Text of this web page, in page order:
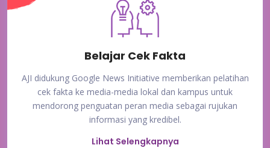
Belajar Cek Fakta
AJI didukung Google News Initiative memberikan pelatihan
cek fakta ke media-media lokal dan kampus untuk
mendorong penguatan peran media sebagai rujukan
informasi yang kredibel.
Lihat Selengkapnya